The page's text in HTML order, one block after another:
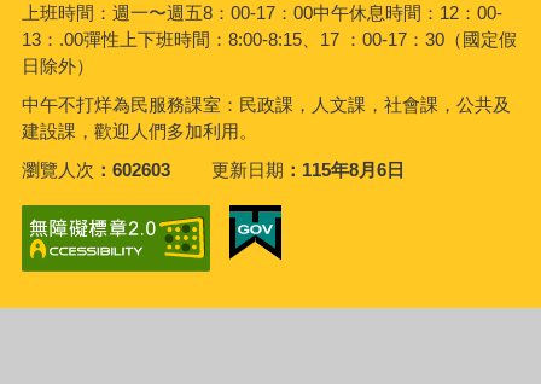
上班時間：週一〜週五8：00-17：00中午休息時間：12：00-
13：.00彈性上下班時間：8:00-8:15、17 ：00-17：30（國定假
日除外）
中午不打烊為民服務課室：民政課，人文課，社會課，公共及
建設課，歡迎人們多加利用。
瀏覽人次
602603 更新日期 115年8月6日